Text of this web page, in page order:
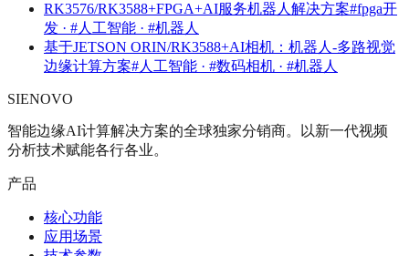
RK3576/RK3588+FPGA+AI服务机器人解决方案#fpga开
发 · #人工智能 · #机器人
基于JETSON ORIN/RK3588+AI相机：机器人-多路视觉
边缘计算方案#人工智能 · #数码相机 · #机器人
SIENOVO
智能边缘AI计算解决方案的全球独家分销商。以新一代视频
分析技术赋能各行各业。
产品
核心功能
应用场景